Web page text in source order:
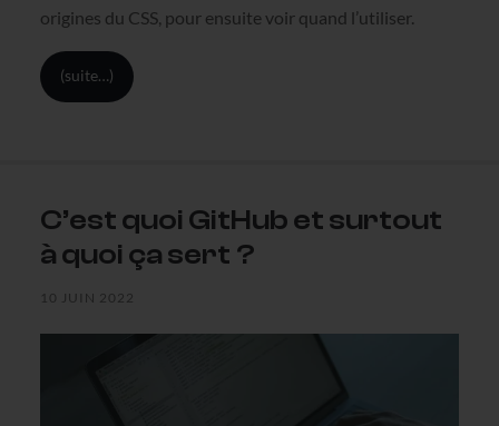
origines du CSS, pour ensuite voir quand l’utiliser.
(suite…)
C’est quoi GitHub et surtout
à quoi ça sert ?
10 JUIN 2022